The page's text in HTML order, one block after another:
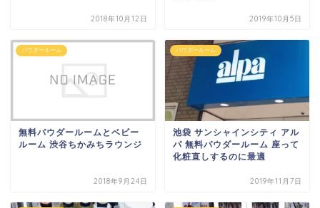
2018年10月12日 2019年10月5日
パウダールーム
無料パウダールームとベビー
ルーム 渋谷ちかみちラウンジ
2018年9月24日
パウダールーム
池袋 サンシャインシティ アル
パ 無料パウダールーム 座って
化粧直しするのに最適
2019年11月7日